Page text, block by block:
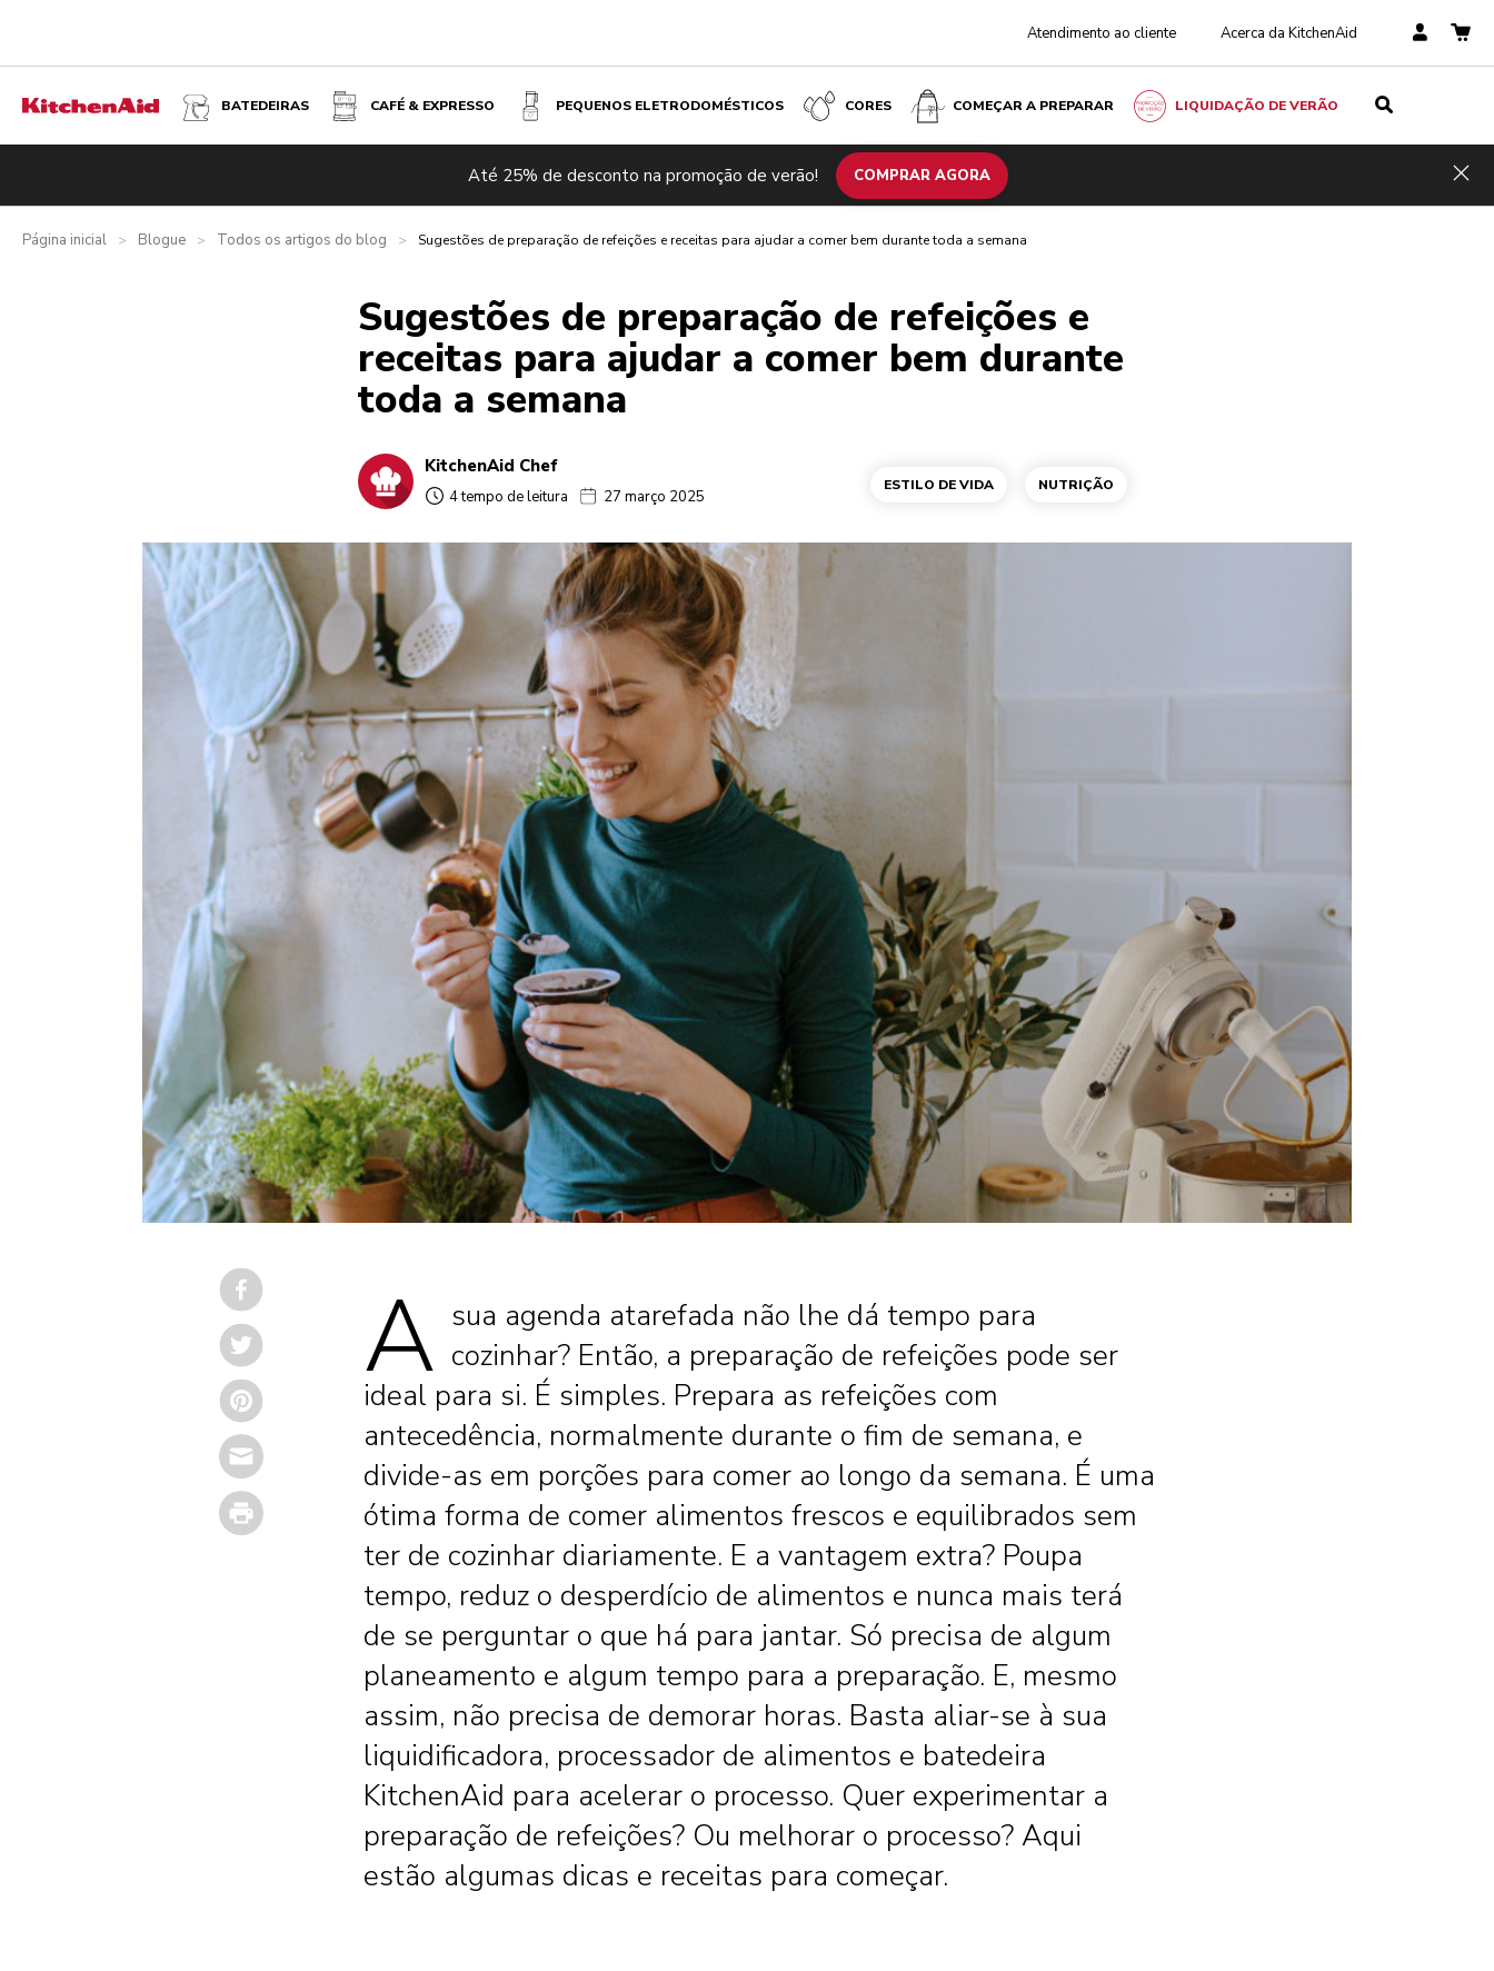
Atendimento ao cliente Acerca da KitchenAid
BATEDEIRAS CAFÉ & EXPRESSO PEQUENOS ELETRODOMÉSTICOS CORES COMEÇAR A PREPARAR LIQUIDAÇÃO DE VERÃO
Até 25% de desconto na promoção de verão! COMPRAR AGORA
Página inicial > Blogue > Todos os artigos do blog > Sugestões de preparação de refeições e receitas para ajudar a comer bem durante toda a semana
Sugestões de preparação de refeições e
receitas para ajudar a comer bem durante
toda a semana
KitchenAid Chef
4 tempo de leitura 27 março 2025
ESTILO DE VIDA NUTRIÇÃO
Email
Print
A sua agenda atarefada não lhe dá tempo para
cozinhar? Então, a preparação de refeições pode ser
ideal para si. É simples. Prepara as refeições com
antecedência, normalmente durante o fim de semana, e
divide-as em porções para comer ao longo da semana. É uma
ótima forma de comer alimentos frescos e equilibrados sem
ter de cozinhar diariamente. E a vantagem extra? Poupa
tempo, reduz o desperdício de alimentos e nunca mais terá
de se perguntar o que há para jantar. Só precisa de algum
planeamento e algum tempo para a preparação. E, mesmo
assim, não precisa de demorar horas. Basta aliar-se à sua
liquidificadora, processador de alimentos e batedeira
KitchenAid para acelerar o processo. Quer experimentar a
preparação de refeições? Ou melhorar o processo? Aqui
estão algumas dicas e receitas para começar.